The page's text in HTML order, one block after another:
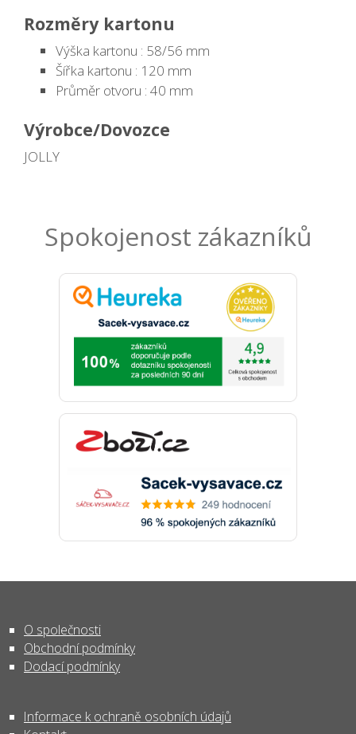
Rozměry kartonu
Výška kartonu : 58/56 mm
Šířka kartonu : 120 mm
Průměr otvoru : 40 mm
Výrobce/Dovozce
JOLLY
Spokojenost zákazníků
O společnosti
Obchodní podmínky
Dodací podmínky
Informace k ochraně osobních údajů